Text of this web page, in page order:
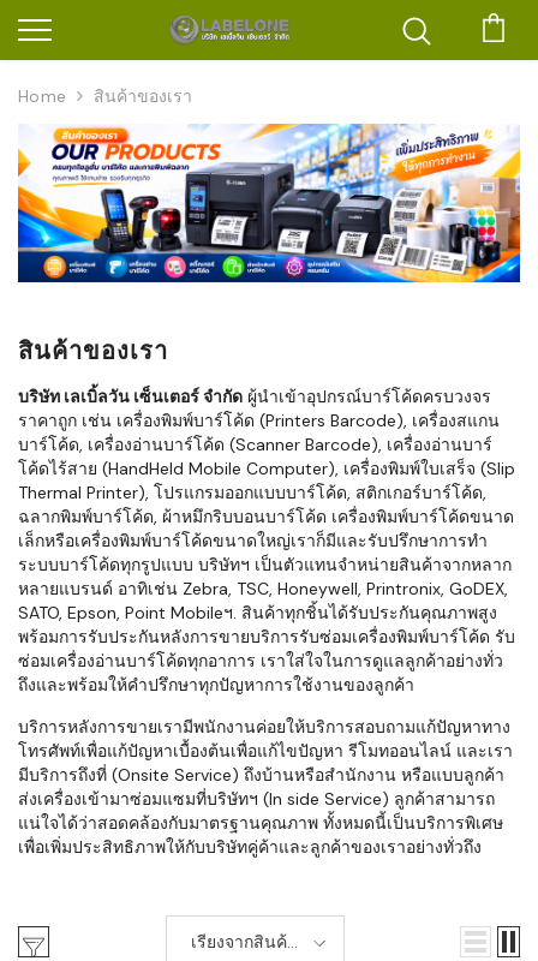
Home สินค้าของเรา
สินค้าของเรา
บริษัท เลเบิ้ลวัน เซ็นเตอร์ จำกัด ผู้นำเข้าอุปกรณ์บาร์โค้ดครบวงจร
ราคาถูก เช่น เครื่องพิมพ์บาร์โค้ด (Printers Barcode), เครื่องสแกน
บาร์โค้ด, เครื่องอ่านบาร์โค้ด (Scanner Barcode), เครื่องอ่านบาร์
โค้ดไร้สาย (HandHeld Mobile Computer), เครื่องพิมพ์ใบเสร็จ (Slip
Thermal Printer), โปรแกรมออกแบบบาร์โค้ด, สติกเกอร์บาร์โค้ด,
ฉลากพิมพ์บาร์โค้ด, ผ้าหมึกริบบอนบาร์โค้ด เครื่องพิมพ์บาร์โค้ดขนาด
เล็กหรือเครื่องพิมพ์บาร์โค้ดขนาดใหญ่เราก็มีและรับปรึกษาการทำ
ระบบบาร์โค้ดทุกรูปแบบ บริษัทฯ เป็นตัวแทนจำหน่ายสินค้าจากหลาก
หลายแบรนด์ อาทิเช่น Zebra, TSC, Honeywell, Printronix, GoDEX,
SATO, Epson, Point Mobileฯ. สินค้าทุกชิ้นได้รับประกันคุณภาพสูง
พร้อมการรับประกันหลังการขายบริการรับซ่อมเครื่องพิมพ์บาร์โค้ด รับ
ซ่อมเครื่องอ่านบาร์โค้ดทุกอาการ เราใส่ใจในการดูแลลูกค้าอย่างทั่ว
ถึงและพร้อมให้คำปรึกษาทุกปัญหาการใช้งานของลูกค้า
บริการหลังการขายเรามีพนักงานค่อยให้บริการสอบถามแก้ปัญหาทาง
โทรศัพท์เพื่อแก้ปัญหาเบื้องต้นเพื่อแก้ไขปัญหา รีโมทออนไลน์ และเรา
มีบริการถึงที่ (Onsite Service) ถึงบ้านหรือสำนักงาน หรือแบบลูกค้า
ส่งเครื่องเข้ามาซ่อมแซมที่บริษัทฯ (In side Service) ลูกค้าสามารถ
แน่ใจได้ว่าสอดคล้องกับมาตรฐานคุณภาพ ทั้งหมดนี้เป็นบริการพิเศษ
เพื่อเพิ่มประสิทธิภาพให้กับบริษัทคู่ค้าและลูกค้าของเราอย่างทั่วถึง
เรียงจากสินค้า